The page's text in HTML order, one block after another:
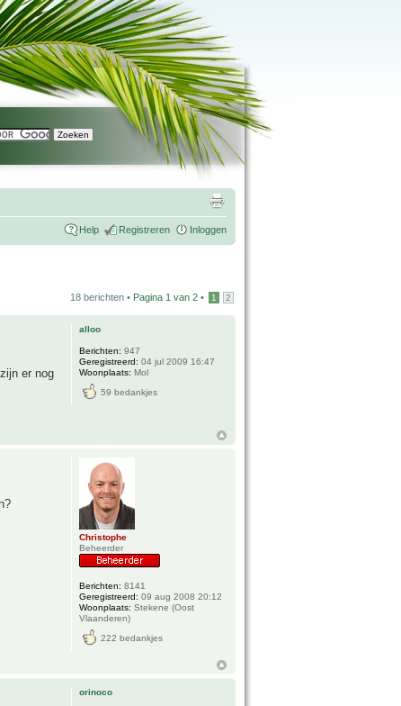
Help Registreren Inloggen
18 berichten • Pagina 1 van 2 • 1 2
er nog
alloo
Berichten: 947
Geregistreerd: 04 jul 2009 16:47
Woonplaats: Mol
59 bedankjes
Christophe
Beheerder
Berichten: 8141
Geregistreerd: 09 aug 2008 20:12
Woonplaats: Stekene (Oost
Vlaanderen)
222 bedankjes
orinoco